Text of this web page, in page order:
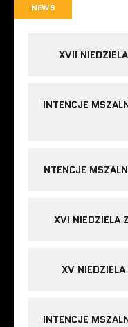
NEWS
XVII
INTENCJE
NTENCJE
XVI NIEDZIELA
XV
INTENCJE